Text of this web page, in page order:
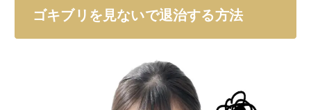
ゴキブリを見ないで退治する方法